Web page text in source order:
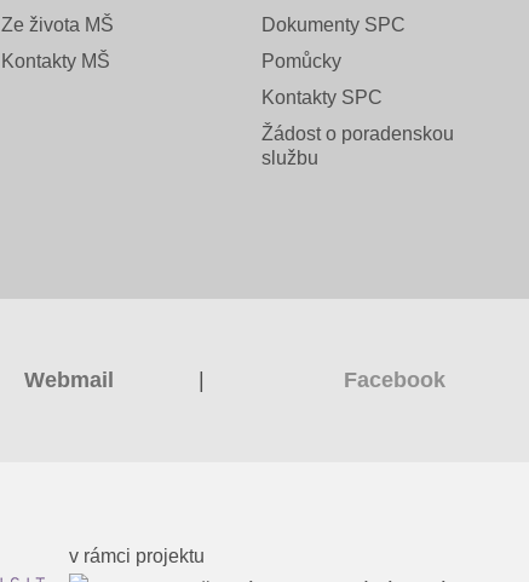
Ze života MŠ
Kontakty MŠ
Dokumenty SPC
Pomůcky
Kontakty SPC
Žádost o poradenskou
službu
Webmail | Facebook
v rámci projektu